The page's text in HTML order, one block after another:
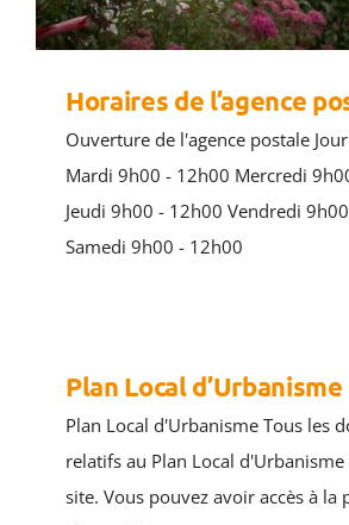
Horaires de l’agence
Ouverture de l'agence postale
Mardi 9h00 - 12h00 Mercredi
Jeudi 9h00 - 12h00 Vendredi
Samedi 9h00 - 12h00
Plan Local d’Urbanisme
Plan Local d'Urbanisme Tous les
relatifs au Plan Local
site. Vous pouvez avoir accès à la